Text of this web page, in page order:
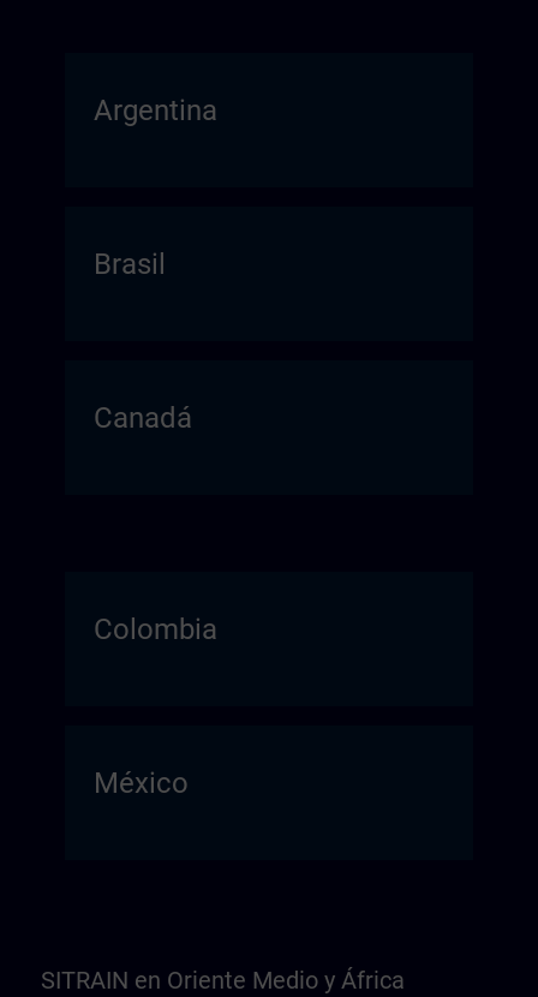
Argentina
Brasil
Canadá
Colombia
México
SITRAIN en Oriente Medio y África